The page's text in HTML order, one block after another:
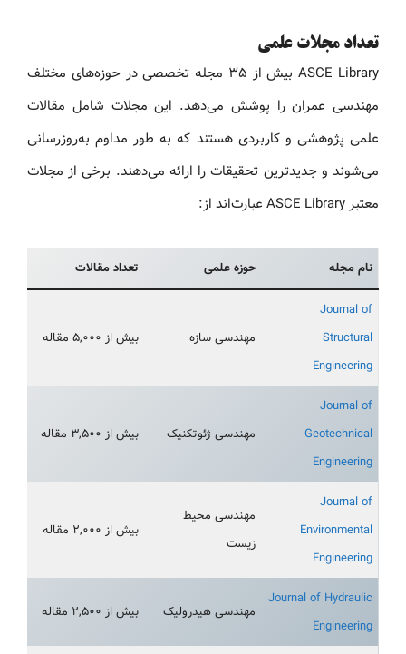
تعداد مجلات علمی
ASCE Library بیش از ۳۵ مجله تخصصی در حوزه‌های مختلف
مهندسی عمران را پوشش می‌دهد. این مجلات شامل مقالات
علمی پژوهشی و کاربردی هستند که به طور مداوم به‌روزرسانی
می‌شوند و جدیدترین تحقیقات را ارائه می‌دهند. برخی از مجلات
معتبر ASCE Library عبارت‌اند از:
نام مجله حوزه علمی تعداد مقالات
Journal of
Structural
Engineering
مهندسی سازه بیش از ۵,۰۰۰ مقاله
Journal of
Geotechnical
Engineering
مهندسی ژئوتکنیک بیش از ۳,۵۰۰ مقاله
Journal of
Environmental
Engineering
مهندسی محیط
زیست
بیش از ۲,۰۰۰ مقاله
Journal of Hydraulic
Engineering
مهندسی هیدرولیک بیش از ۲,۵۰۰ مقاله